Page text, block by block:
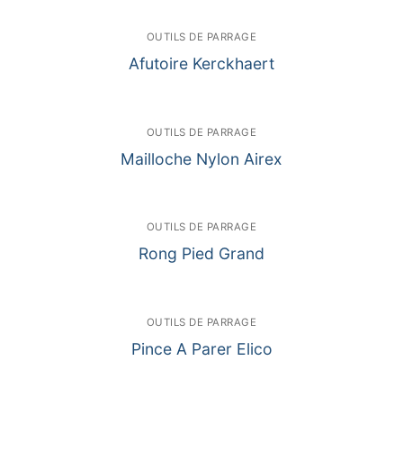
OUTILS DE PARRAGE
Afutoire Kerckhaert
OUTILS DE PARRAGE
Mailloche Nylon Airex
OUTILS DE PARRAGE
Rong Pied Grand
OUTILS DE PARRAGE
Pince A Parer Elico